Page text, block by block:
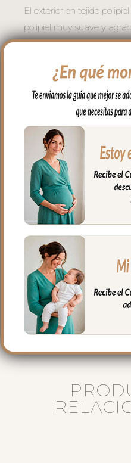
El exterior en tejido
polipiel muy suave y
interior tejido blanco
húmedo y cuando
en lavadora siempre
abrasivos y secado al
Cierre con cremallera de
tono del estampado.
Puedes llevar todas las
bien organizadas y
además cuenta con un
con cremallera.
Ideal para llevar de la
cortas o llevar al hombro
Medidas Maleta:
56 cms Ancho
40 cms Alto
16 cms de lomo